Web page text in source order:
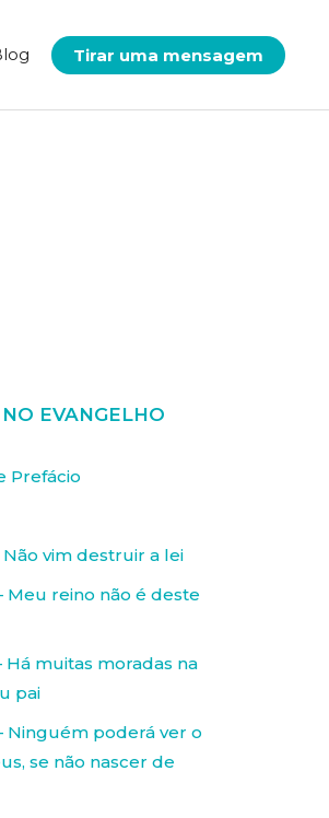
Tirar uma mensagem
EVANGELHO
Prefácio
Não vim destruir a lei
Meu reino não é deste
Há muitas moradas na
pai
Ninguém poderá ver o
se não nascer de